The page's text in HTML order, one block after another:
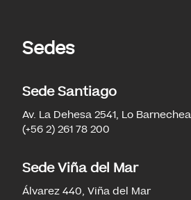
Sedes
Sede Santiago
Av. La Dehesa 2541, Lo Barnechea
(+56 2) 261 78 200
Sede Viña del Mar
Álvarez 440, Viña del Mar